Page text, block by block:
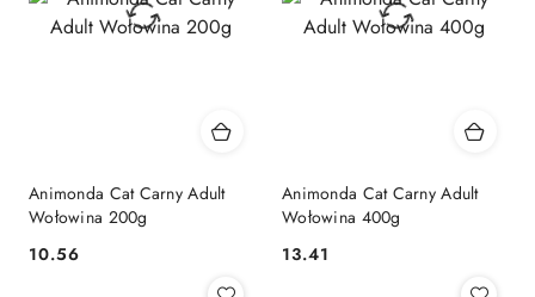
Animonda Cat Carny Adult
Wołowina 200g
Cena:
10.56
Animonda Cat Carny Adult
Wołowina 400g
Cena:
13.41